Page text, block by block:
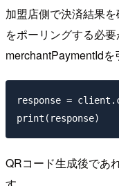
加盟店側で決済結果
をポーリングする必要
merchantPaymentIdを
response =
QRコード生成後であ